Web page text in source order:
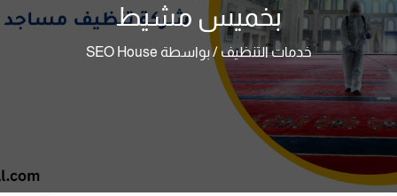
بخميس مشيط
خدمات التنظيف/ بواسطة SEO House